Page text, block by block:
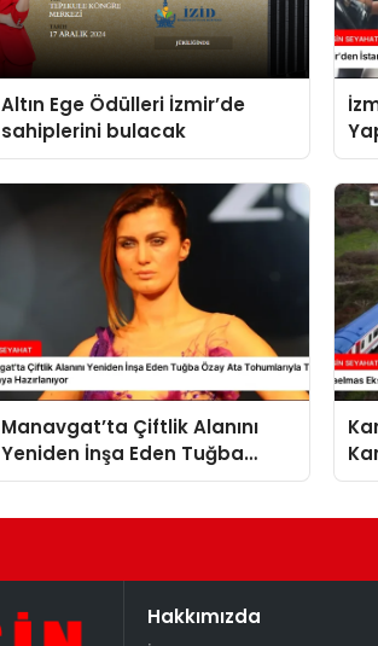
Altın Ege Ödülleri İzmir’de
sahiplerini bulacak
Manavgat’ta Çiftlik Alanını
Yeniden İnşa Eden Tuğba
Özay Ata Tohumlarıyla Tarım
Hakkımızda